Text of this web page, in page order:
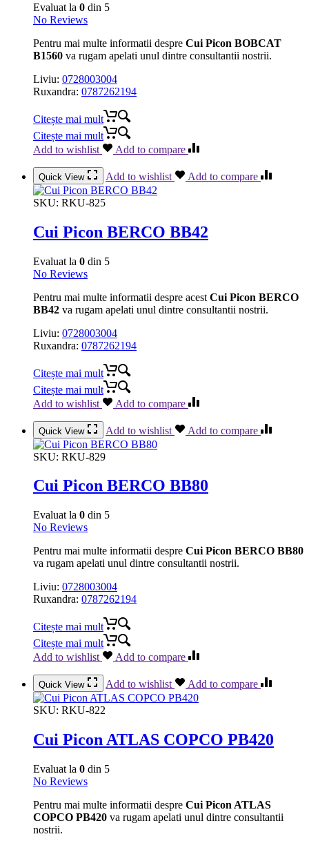
Evaluat la 0 din 5
No Reviews
Pentru mai multe informatii despre Cui Picon BOBCAT
B1560 va rugam apelati unul dintre consultantii nostrii.
Liviu: 0728003004
Ruxandra: 0787262194
Citește mai mult
Citește mai mult
Add to wishlist
Add to compare
Quick View Add to wishlist Add to compare
SKU: RKU-825
Cui Picon BERCO BB42
Evaluat la 0 din 5
No Reviews
Pentru mai multe informatii despre acest Cui Picon BERCO
BB42 va rugam apelati unul dintre consultantii nostrii.
Liviu: 0728003004
Ruxandra: 0787262194
Citește mai mult
Citește mai mult
Add to wishlist
Add to compare
Quick View Add to wishlist Add to compare
SKU: RKU-829
Cui Picon BERCO BB80
Evaluat la 0 din 5
No Reviews
Pentru mai multe informatii despre Cui Picon BERCO BB80
va rugam apelati unul dintre consultantii nostrii.
Liviu: 0728003004
Ruxandra: 0787262194
Citește mai mult
Citește mai mult
Add to wishlist
Add to compare
Quick View Add to wishlist Add to compare
SKU: RKU-822
Cui Picon ATLAS COPCO PB420
Evaluat la 0 din 5
No Reviews
Pentru mai multe informatii despre Cui Picon ATLAS
COPCO PB420 va rugam apelati unul dintre consultantii
nostrii.